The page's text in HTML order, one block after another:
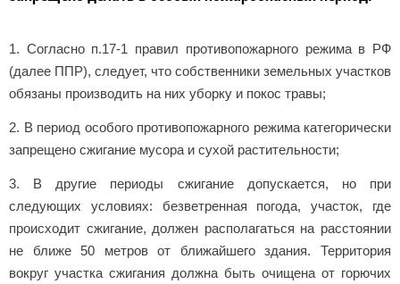
1. Согласно п.17-1 правил противопожарного режима в РФ
(далее ППР), следует, что собственники земельных участков
обязаны производить на них уборку и покос травы;
2. В период особого противопожарного режима категорически
запрещено сжигание мусора и сухой растительности;
3. В другие периоды сжигание допускается, но при
следующих условиях: безветренная погода, участок, где
происходит сжигание, должен располагаться на расстоянии
не ближе 50 метров от ближайшего здания. Территория
вокруг участка сжигания должна быть очищена от горючих